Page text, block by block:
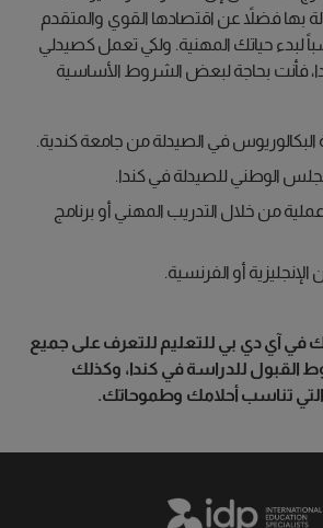
بها فضلاً عن اقتصادها القوي والمتقدم
لبدء حياتك المهنية. ولكي تعمل كصيدلي
فأنت بحاجة لبعض الشروط الأساسية
في الصيدلة من جامعة كندية.
الوطني للصيدلة في كندا.
من خلال التدريب المهني أو برنامج
أو الفرنسية.
آي دي بي للتعليم للتعرف على جميع
القبول للدراسة في كندا، وكذلك
التي تناسب أحلامك وطموحاتك.